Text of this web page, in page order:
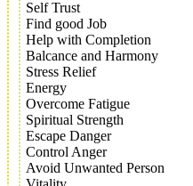
Self Trust
Find good Job
Help with Completion
Balcance and Harmony
Stress Relief
Energy
Overcome Fatigue
Spiritual Strength
Escape Danger
Control Anger
Avoid Unwanted Person